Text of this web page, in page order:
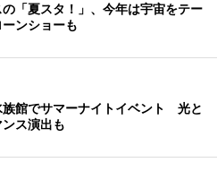
「夏スタ！」、今年は宇宙をテー
ンショーも
族館でサマーナイトイベント 光と
ス演出も